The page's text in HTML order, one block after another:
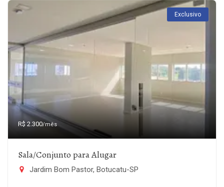
Exclusivo
R$ 2.300/mês
Sala/Conjunto para Alugar
Jardim Bom Pastor, Botucatu-SP